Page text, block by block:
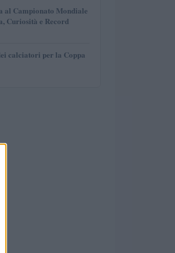
al Campionato Mondiale
Curiosità e Record
calciatori per la Coppa